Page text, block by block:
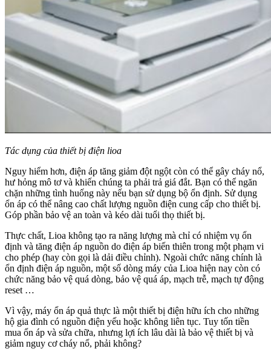
Tác dụng của thiết bị điện lioa
Nguy hiểm hơn, điện áp tăng giảm đột ngột còn có thể gây cháy nổ,
hư hỏng mô tơ và khiến chúng ta phải trả giá đắt. Bạn có thể ngăn
chặn những tình huống này nếu bạn sử dụng bộ ổn định. Sử dụng
ổn áp có thể nâng cao chất lượng nguồn điện cung cấp cho thiết bị.
Góp phần bảo vệ an toàn và kéo dài tuổi thọ thiết bị.
Thực chất, Lioa không tạo ra năng lượng mà chỉ có nhiệm vụ ổn
định và tăng điện áp nguồn do điện áp biến thiên trong một phạm vi
cho phép (hay còn gọi là dải điều chỉnh). Ngoài chức năng chính là
ổn định điện áp nguồn, một số dòng máy của Lioa hiện nay còn có
chức năng bảo vệ quá dòng, bảo vệ quá áp, mạch trễ, mạch tự động
reset …
Vì vậy, máy ổn áp quả thực là một thiết bị điện hữu ích cho những
hộ gia đình có nguồn điện yếu hoặc không liên tục. Tuy tốn tiền
mua ổn áp và sửa chữa, nhưng lợi ích lâu dài là bảo vệ thiết bị và
giảm nguy cơ cháy nổ, phải không?